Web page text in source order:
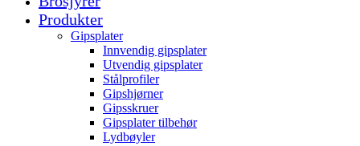
Produkter
Gipsplater
Innvendig gipsplater
Utvendig gipsplater
Stålprofiler
Gipshjørner
Gipsskruer
Gipsplater tilbehør
Lydbøyler